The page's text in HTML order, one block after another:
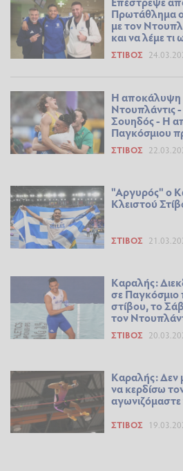
Πρωτάθλημα
με τον
και να λέμε
ΣΤΊΒΟΣ
Η αποκάλυψη
Ντουπλάντις
Σουηδός - Η
Παγκόσμιου
ΣΤΊΒΟΣ
"Αργυρός" ο
Κλειστού
ΣΤΊΒΟΣ
Καραλής:
σε
στίβου, το
τον
ΣΤΊΒΟΣ
Καραλής: Δεν
να κερδίσω
αγωνιζόμαστε
ΣΤΊΒΟΣ